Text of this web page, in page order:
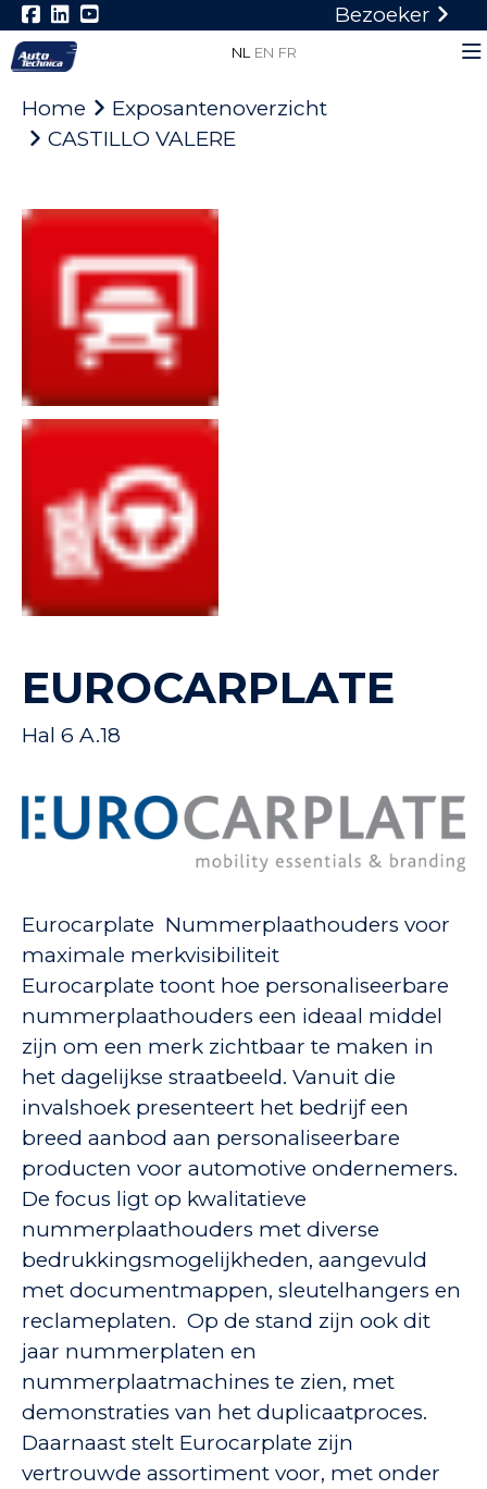
Bezoeker
NL EN FR
Home
Exposantenoverzicht
CASTILLO VALERE
EUROCARPLATE
Hal 6 A.18
Eurocarplate Nummerplaathouders voor
maximale merkvisibiliteit
Eurocarplate toont hoe personaliseerbare
nummerplaathouders een ideaal middel
zijn om een merk zichtbaar te maken in
het dagelijkse straatbeeld. Vanuit die
invalshoek presenteert het bedrijf een
breed aanbod aan personaliseerbare
producten voor automotive ondernemers.
De focus ligt op kwalitatieve
nummerplaathouders met diverse
bedrukkingsmogelijkheden, aangevuld
met documentmappen, sleutelhangers en
reclameplaten. Op de stand zijn ook dit
jaar nummerplaten en
nummerplaatmachines te zien, met
demonstraties van het duplicaatproces.
Daarnaast stelt Eurocarplate zijn
vertrouwde assortiment voor, met onder